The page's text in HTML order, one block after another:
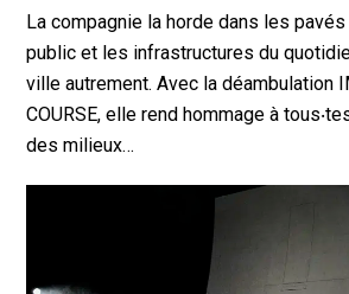
La compagnie la horde dans les
public et les infrastructures du
ville autrement. Avec la déambulation
COURSE, elle rend hommage à
des milieux…